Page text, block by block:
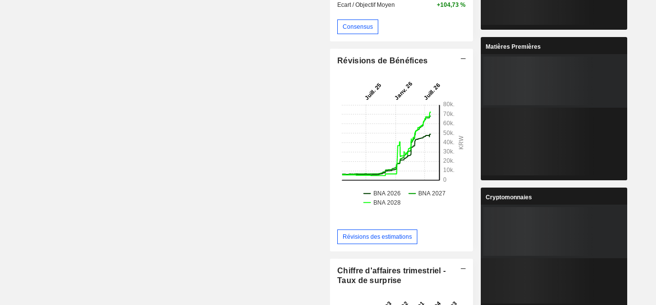
Ecart / Objectif Moyen +104,73 %
Consensus
Révisions de Bénéfices
Révisions des estimations
Chiffre d'affaires trimestriel -
Taux de surprise
Matières Premières
Cryptomonnaies